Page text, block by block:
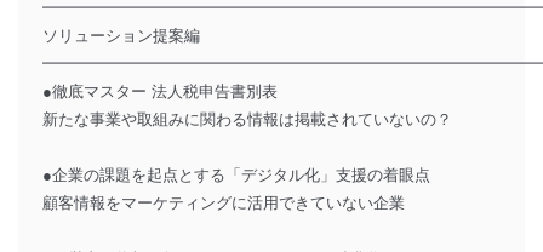
ソリューション提案編
●徹底マスター 法人税申告書別表
新たな事業や取組みに関わる情報は掲載されていないの？
●企業の課題を起点とする「デジタル化」支援の着眼点
顧客情報をマーケティングに活用できていない企業